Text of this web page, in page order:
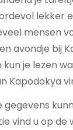
lekker
mensen
avondje bij
je lezen
Kapodokya
gegevens
vind u op de